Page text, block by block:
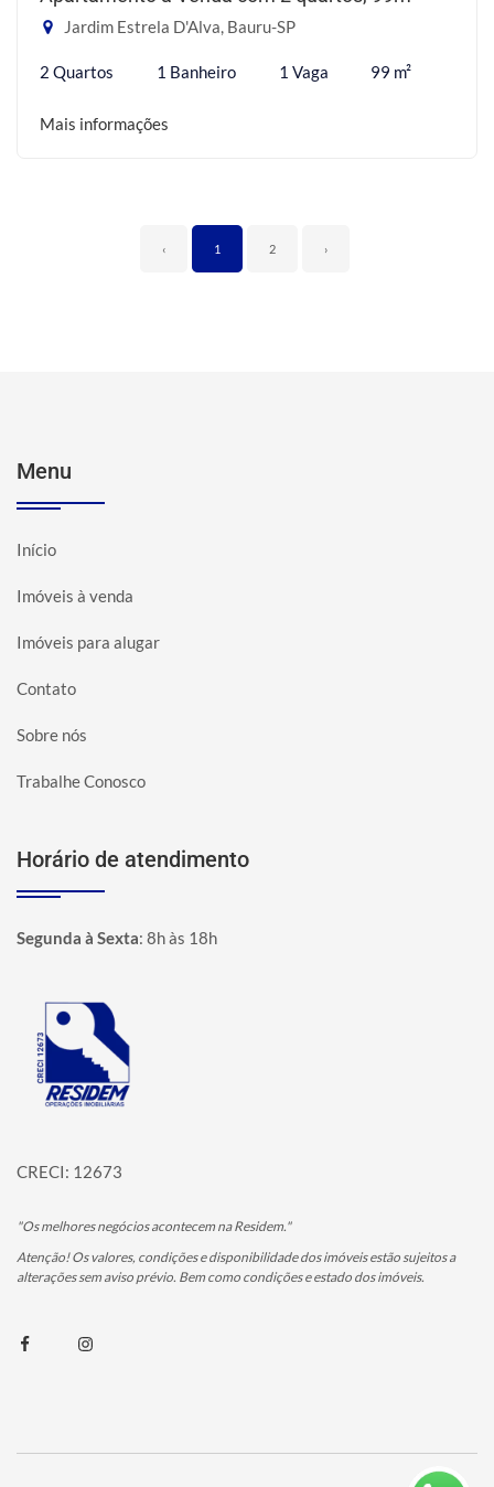
Jardim Estrela D'Alva, Bauru-SP
2 Quartos 1 Banheiro 1 Vaga 99 m²
Mais informações
‹ 1 2 ›
Menu
Início
Imóveis à venda
Imóveis para alugar
Contato
Sobre nós
Trabalhe Conosco
Horário de atendimento
Segunda à Sexta: 8h às 18h
Página inicial
CRECI: 12673
"Os melhores negócios acontecem na Residem."
Atenção! Os valores, condições e disponibilidade dos imóveis estão sujeitos a
alterações sem aviso prévio. Bem como condições e estado dos imóveis.
FacebookInstagram